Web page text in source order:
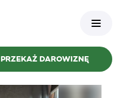
PRZEKAŻ DAROWIZNĘ